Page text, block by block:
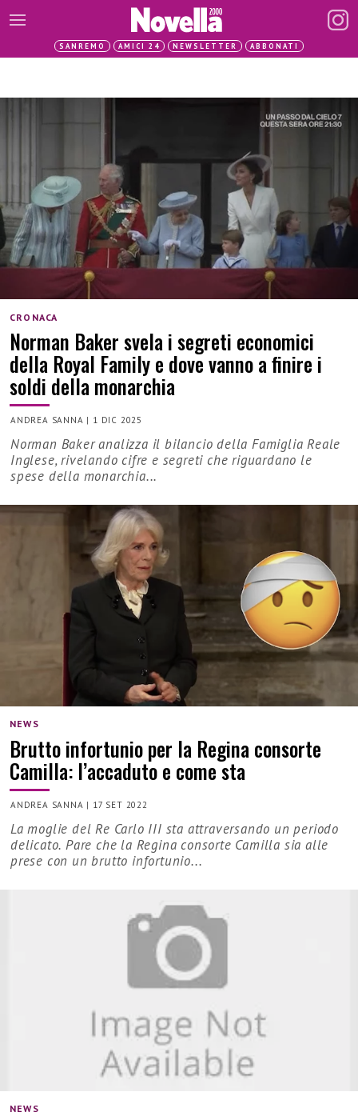
SANREMO AMICI 24 NEWSLETTER ABBONATI
CRONACA
Norman Baker svela i segreti economici
della Royal Family e dove vanno a finire i
soldi della monarchia
ANDREA SANNA | 1 DIC 2025
Norman Baker analizza il bilancio della Famiglia Reale
Inglese, rivelando cifre e segreti che riguardano le
spese della monarchia...
NEWS
Brutto infortunio per la Regina consorte
Camilla: l’accaduto e come sta
ANDREA SANNA | 17 SET 2022
La moglie del Re Carlo III sta attraversando un periodo
delicato. Pare che la Regina consorte Camilla sia alle
prese con un brutto infortunio...
NEWS